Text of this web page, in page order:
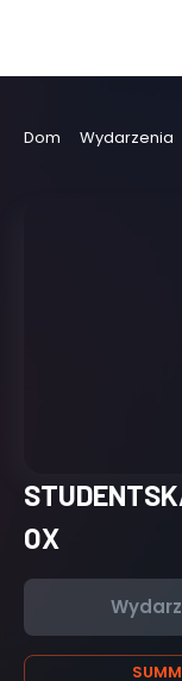
Dom Wydarzenia
OX